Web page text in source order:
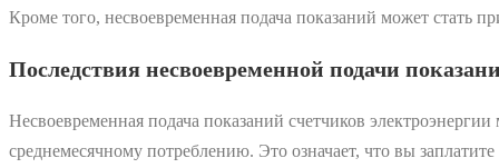
Кроме того, несвоевременная подача показаний может стать
Последствия несвоевременной подачи
Несвоевременная подача показаний счетчиков
среднемесячному потреблению. Это означает, что вы